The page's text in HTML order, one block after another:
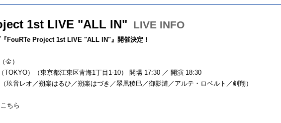
1st LIVE "ALL IN" LIVE INFO
FouRTe Project 1st LIVE "ALL IN"』開催決定！
金）
TOKYO）（東京都江東区青海1丁目1-10） 開場 17:30 ／ 開演 18:30
玖音レオ／朔楽はるひ／朔楽はづき／翠凰稜巳／御影漣／アルテ・ロベルト／剣翔）
ちら